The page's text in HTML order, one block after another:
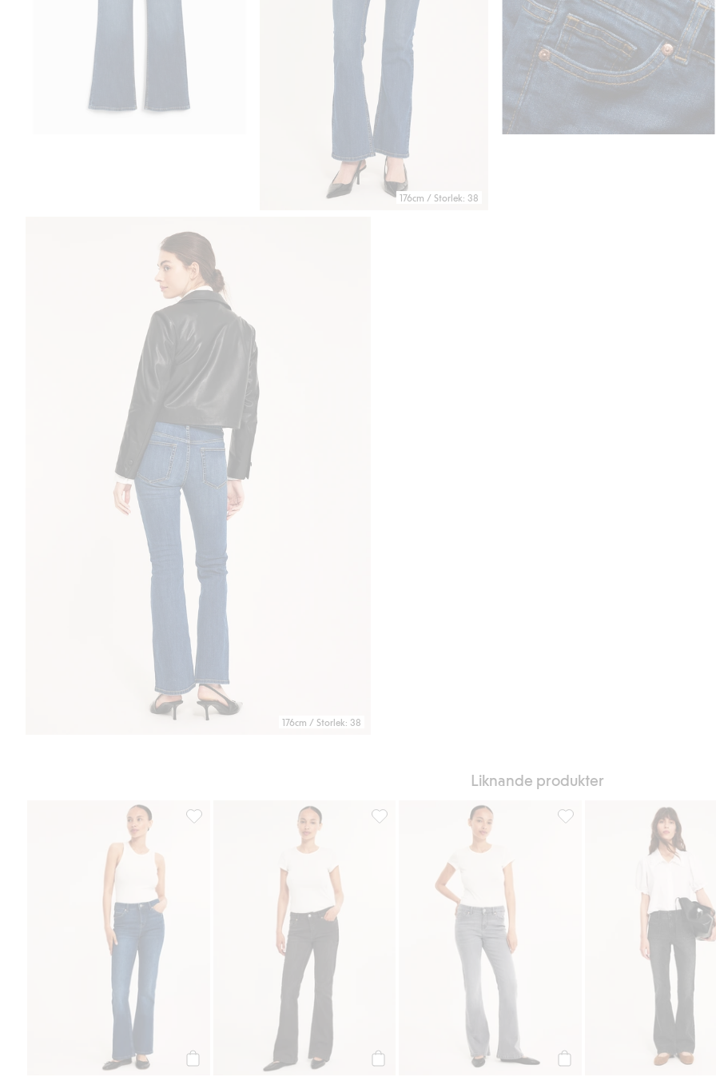
176cm / Storlek: 38
176cm / Storlek: 38
Liknande produkter
Flare jeans regular waist, Lägg till i favoriterFlare jeans low waist, Lägg till i favoriterFlare jeans low waist, Lägg